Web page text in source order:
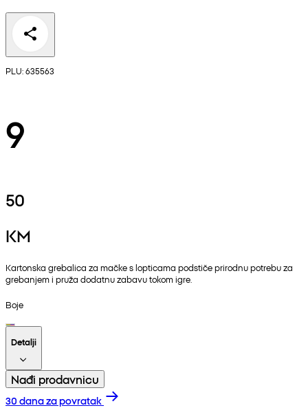
PLU: 635563
9
50
KM
Kartonska grebalica za mačke s lopticama podstiče prirodnu potrebu za
grebanjem i pruža dodatnu zabavu tokom igre.
Boje
Detalji
Nađi prodavnicu
30 dana za povratak